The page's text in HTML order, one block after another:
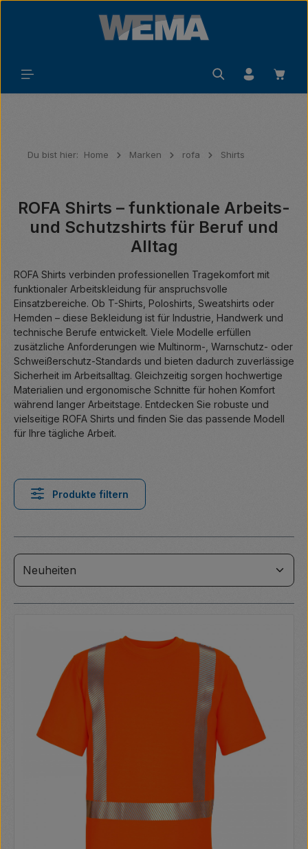
Zum Hauptinhalt springen
Du bist hier: Home Marken rofa Shirts
ROFA Shirts – funktionale Arbeits-
und Schutzshirts für Beruf und
Alltag
ROFA Shirts verbinden professionellen Tragekomfort mit
funktionaler Arbeitskleidung für anspruchsvolle
Einsatzbereiche. Ob T-Shirts, Poloshirts, Sweatshirts oder
Hemden – diese Bekleidung ist für Industrie, Handwerk und
technische Berufe entwickelt. Viele Modelle erfüllen
zusätzliche Anforderungen wie Multinorm-, Warnschutz- oder
Schweißerschutz-Standards und bieten dadurch zuverlässige
Sicherheit im Arbeitsalltag. Gleichzeitig sorgen hochwertige
Materialien und ergonomische Schnitte für hohen Komfort
während langer Arbeitstage. Entdecken Sie robuste und
vielseitige ROFA Shirts und finden Sie das passende Modell
für Ihre tägliche Arbeit.
Produkte filtern